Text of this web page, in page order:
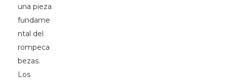
una pieza
fundame
ntal del
rompeca
bezas.
Los